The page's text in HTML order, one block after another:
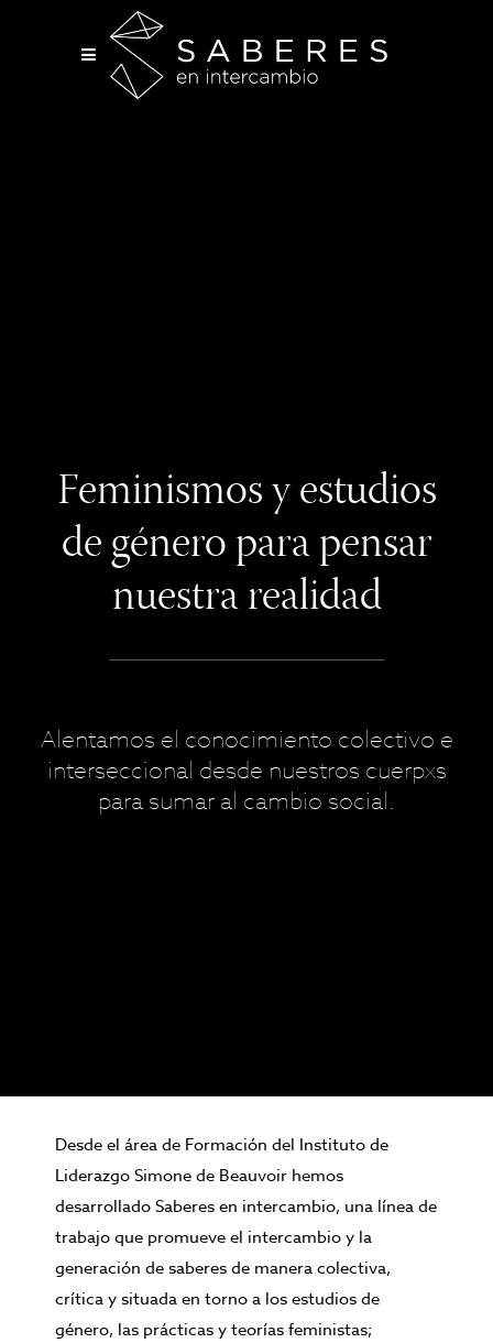
Feminismos y estudios
de género para pensar
nuestra realidad
Alentamos el conocimiento colectivo e
interseccional desde nuestros cuerpxs
para sumar al cambio social.
Desde el área de Formación del Instituto de
Liderazgo Simone de Beauvoir hemos
desarrollado Saberes en intercambio, una línea de
trabajo que promueve el intercambio y la
generación de saberes de manera colectiva,
crítica y situada en torno a los estudios de
género, las prácticas y teorías feministas;